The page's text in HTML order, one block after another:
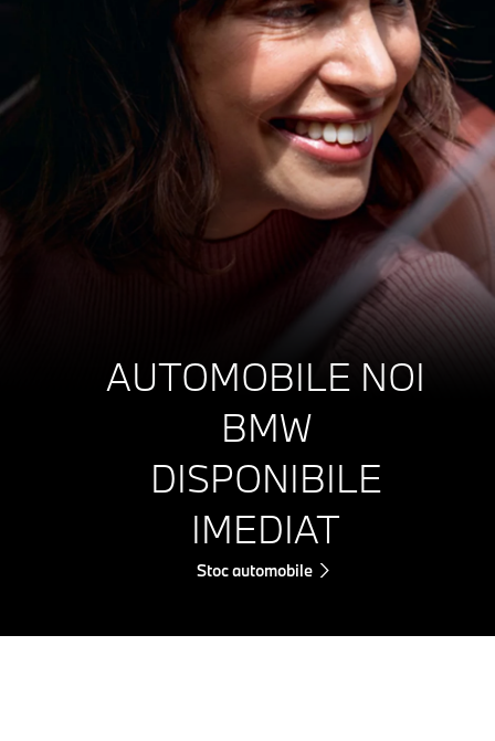
AUTOMOBILE NOI
BMW
DISPONIBILE
IMEDIAT
Stoc automobile